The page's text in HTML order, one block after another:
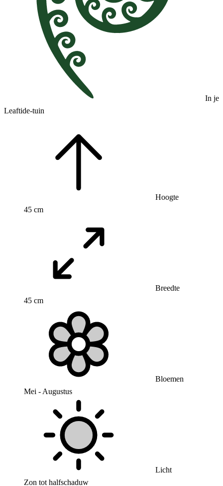
In je
Leaftide-tuin
Hoogte
45 cm
Breedte
45 cm
Bloemen
Mei - Augustus
Licht
Zon tot halfschaduw